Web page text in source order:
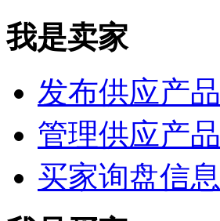
我是卖家
发布供应产品
管理供应产品
买家询盘信息